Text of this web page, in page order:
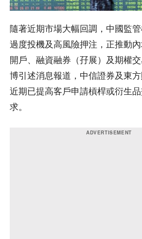
隨著近期市場大幅回調，中國監
過度投機及高風險押注，正推動
開戶、融資融券（孖展）及期權
博引述消息報道，中信證券及東
近期已提高客戶申請槓桿或衍生
求。